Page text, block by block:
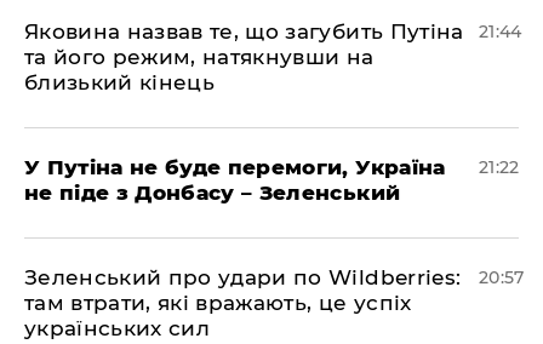
Яковина назвав те, що загубить Путіна
та його режим, натякнувши на
близький кінець
21:44
У Путіна не буде перемоги, Україна
не піде з Донбасу – Зеленський
21:22
Зеленський про удари по Wildberries:
там втрати, які вражають, це успіх
українських сил
20:57